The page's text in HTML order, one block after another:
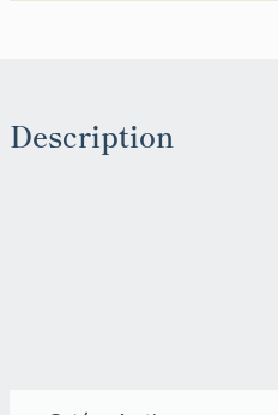
Description